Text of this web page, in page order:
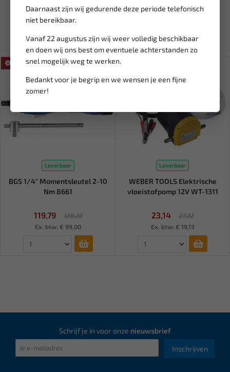
Daarnaast zijn wij gedurende deze periode telefonisch
niet bereikbaar.
Vanaf 22 augustus zijn wij weer volledig beschikbaar
en doen wij ons best om eventuele achterstanden zo
snel mogelijk weg te werken.
Bedankt voor je begrip en we wensen je een fijne
zomer!
36,62
43,09
Ex. btw: € 30,27
34,56
40,66
SALE!
Leverbaar
BGS 1/4" Momentsleutel 2-10
Nm 8661
119,79
128,20
Ex. btw: € 99,00
Leverbaar
WEBER TOOLS Elektrische
vloeistofpomp 12V WT-1311
23,14
27,22
Ex. btw: € 19,13
Schrijf je in voor onze nieuwsbrief
Inschrijven